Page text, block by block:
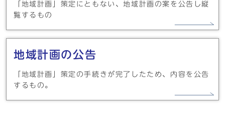
「地域計画」策定にともない、地域計画の案を公告し縦
覧するもの
地域計画の公告
「地域計画」策定の手続きが完了したため、内容を公告
するもの。